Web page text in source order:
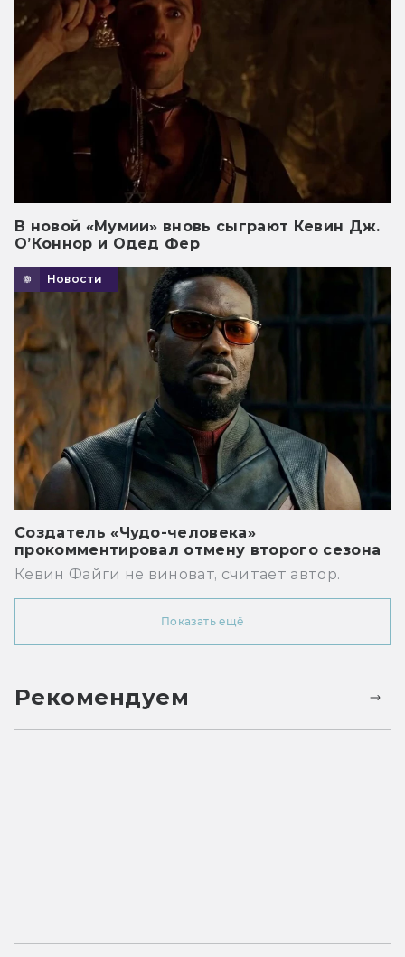
В новой «Мумии» вновь сыграют Кевин Дж.
О’Коннор и Одед Фер
Новости
Создатель «Чудо-человека»
прокомментировал отмену второго сезона
Кевин Файги не виноват, считает автор.
Показать ещё
Рекомендуем